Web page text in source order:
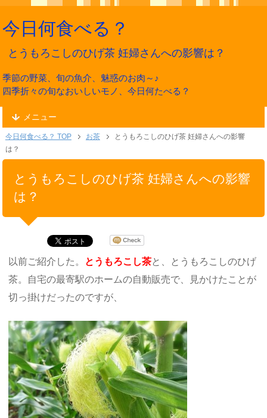
今日何食べる？
とうもろこしのひげ茶 妊婦さんへの影響は？
季節の野菜、旬の魚介、魅惑のお肉～♪
四季折々の旬なおいしいモノ、今日何たべる？
メニュー
今日何食べる？ TOP お茶
とうもろこしのひげ茶 妊婦さんへの影響
は？
とうもろこしのひげ茶 妊婦さんへの影響
は？
以前ご紹介した。 とうもろこし茶と、とうもろこしのひげ
茶。自宅の最寄駅のホームの自動販売で、見かけたことが
切っ掛けだったのですが、